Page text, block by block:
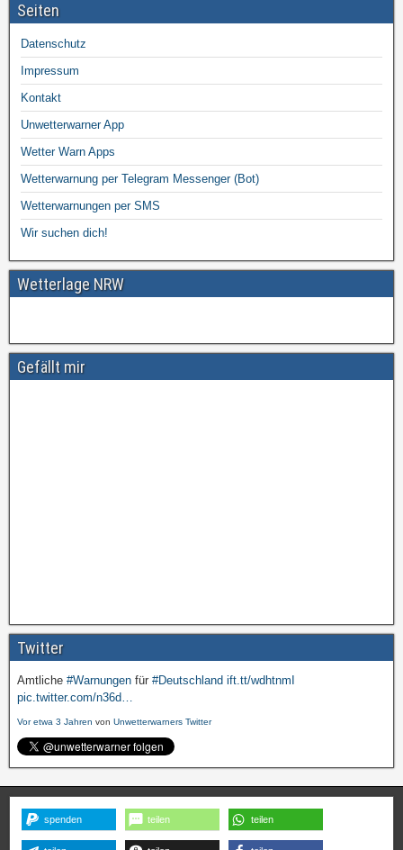
Seiten
Datenschutz
Impressum
Kontakt
Unwetterwarner App
Wetter Warn Apps
Wetterwarnung per Telegram Messenger (Bot)
Wetterwarnungen per SMS
Wir suchen dich!
Wetterlage NRW
Gefällt mir
Twitter
Amtliche #Warnungen für #Deutschland ift.tt/wdhtnmI
pic.twitter.com/n36d…
Vor etwa 3 Jahren von Unwetterwarners Twitter
spenden teilen teilen